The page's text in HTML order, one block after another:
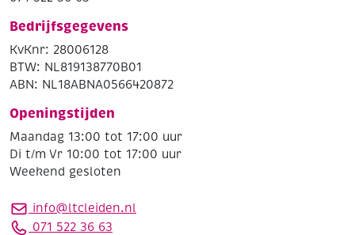
Bedrijfsgegevens
KvKnr: 28006128
BTW: NL819138770B01
ABN: NL18ABNA0566420872
Openingstijden
Maandag 13:00 tot 17:00 uur
Di t/m Vr 10:00 tot 17:00 uur
Weekend gesloten
info@ltcleiden.nl
071 522 36 63